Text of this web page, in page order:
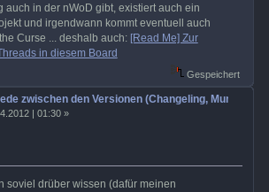
auch in der nWoD gibt, existiert auch ein
und irgendwann kommt eventuell auch
Curse ... deshalb auch: [Read Me] Zur
in diesem Board
Gespeichert
zwischen den Versionen (Changeling, Mummy,
| 01:30 »
soviel drüber wissen (dafür meinen